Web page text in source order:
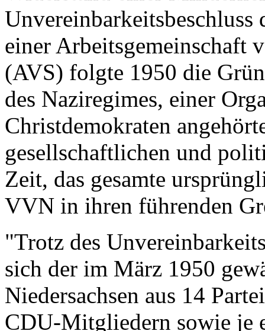
Unvereinbarkeitsbeschluss
einer Arbeitsgemeinschaft
(AVS) folgte 1950 die
des Naziregimes, einer
Christdemokraten
gesellschaftlichen und
Zeit, das gesamte
VVN in ihren führenden
"Trotz des
sich der im März 1950
Niedersachsen aus 14
CDU-Mitgliedern sowie je